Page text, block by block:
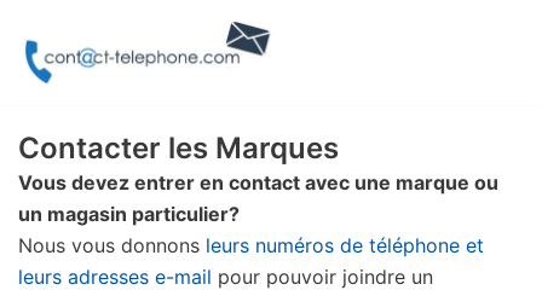
Aller
Contacter les Marques
Vous devez entrer en contact avec une marque ou
un magasin particulier?
Nous vous donnons leurs numéros de téléphone et
leurs adresses e-mail pour pouvoir joindre un